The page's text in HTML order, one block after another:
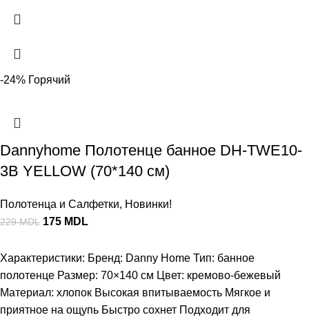
-24% Горячий
Dannyhome Полотенце банное DH-TWE10-
3B YELLOW (70*140 см)
Полотенца и Салфетки, Новинки!
229MDL 175 MDL
Характеристики: Бренд: Danny Home Тип: банное
полотенце Размер: 70×140 см Цвет: кремово-бежевый
Материал: хлопок Высокая впитываемость Мягкое и
приятное на ощупь Быстро сохнет Подходит для